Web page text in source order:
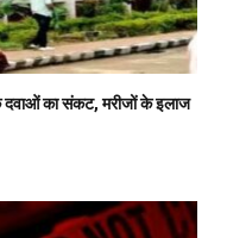
दवाओं का संकट, मरीजों के इलाज